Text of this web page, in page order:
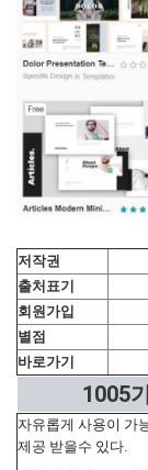
저작권
출처표기
회원가입
별점
바로가기
1005
자유롭게 사용이 가
제공 받을수 있다.